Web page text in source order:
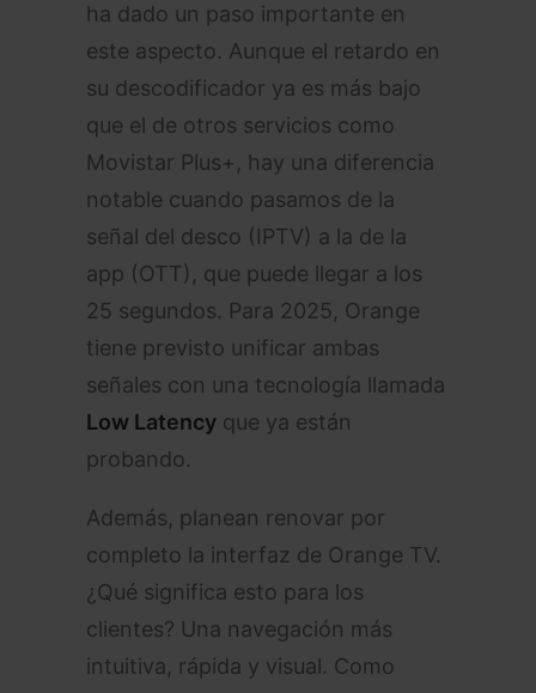
ha dado un paso importante en
este aspecto. Aunque el retardo en
su descodificador ya es más bajo
que el de otros servicios como
Movistar Plus+, hay una diferencia
notable cuando pasamos de la
señal del desco (IPTV) a la de la
app (OTT), que puede llegar a los
25 segundos. Para 2025, Orange
tiene previsto unificar ambas
señales con una tecnología llamada
Low Latency que ya están
probando.
Además, planean renovar por
completo la interfaz de Orange TV.
¿Qué significa esto para los
clientes? Una navegación más
intuitiva, rápida y visual. Como